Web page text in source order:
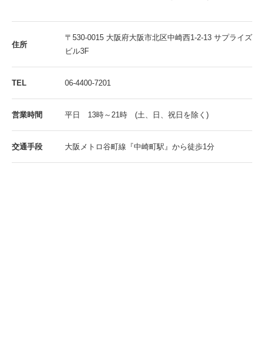
住所
〒530-0015 大阪府大阪市北区中崎西1-2-13 サプライズ
ビル3F
TEL 06-4400-7201
営業時間 平日 13時～21時 (土、日、祝日を除く)
交通手段 大阪メトロ谷町線『中崎町駅』から徒歩1分